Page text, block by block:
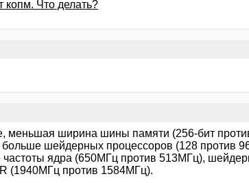
копм. Что делать?
меньшая ширина шины памяти (256-бит
больше шейдерных процессоров (128 против
ядра (650МГц против 513МГц),
(1940МГц против 1584МГц).